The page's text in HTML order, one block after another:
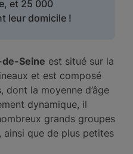
et 25 000
leur domicile !
de-Seine est situé sur la
et est composé
dont la moyenne d’âge
dynamique, il
grands groupes
que de plus petites